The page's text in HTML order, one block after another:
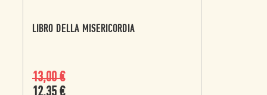
LIBRO DELLA MISERICORDIA
13,00€